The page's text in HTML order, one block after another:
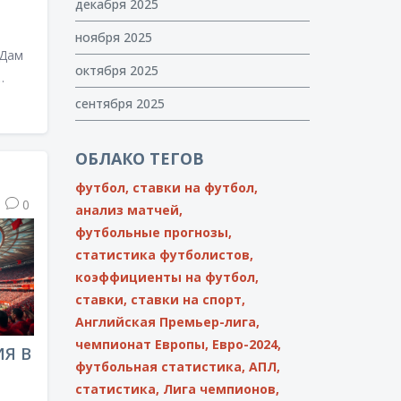
0
В
декабря 2025
ноября 2025
октября 2025
сентября 2025
ОБЛАКО ТЕГОВ
футбол, ставки на футбол,
анализ матчей,
футбольные прогнозы,
статистика футболистов,
коэффициенты на футбол,
ставки, ставки на спорт,
Английская Премьер-лига,
чемпионат Европы, Евро-2024,
футбольная статистика, АПЛ,
статистика, Лига чемпионов,